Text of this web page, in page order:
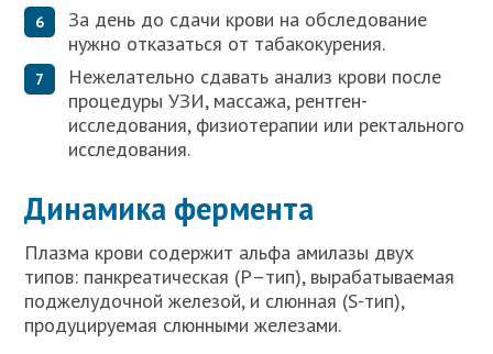
За день до сдачи крови на обследование
нужно отказаться от табакокурения.
Нежелательно сдавать анализ крови после
процедуры УЗИ, массажа, рентген-
исследования, физиотерапии или ректального
исследования.
Динамика фермента
Плазма крови содержит альфа амилазы двух
типов: панкреатическая (Р–тип), вырабатываемая
поджелудочной железой, и слюнная (S-тип),
продуцируемая слюнными железами.